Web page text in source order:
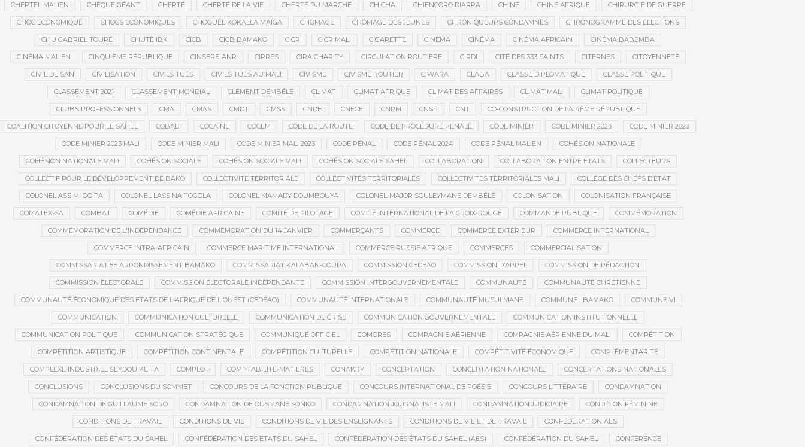
CHEPTEL MALIEN CHÈQUE GÉANT CHERTÉ CHERTÉ DE LA VIE CHERTÉ DU MARCHÉ CHICHA CHIENCORO DIARRA CHINE CHINE AFRIQUE CHIRURGIE DE GUERRE
CHOC ÉCONOMIQUE CHOCS ÉCONOMIQUES CHOGUEL KOKALLA MAÏGA CHÔMAGE CHÔMAGE DES JEUNES CHRONIQUEURS CONDAMNÉS CHRONOGRAMME DES ÉLECTIONS
CHU GABRIEL TOURÉ CHUTE IBK CICB CICB BAMAKO CICR CICR MALI CIGARETTE CINEMA CINÉMA CINÉMA AFRICAIN CINÉMA BABEMBA
CINÉMA MALIEN CINQUIÈME RÉPUBLIQUE CINSERE-ANR CIPRES CIRA CHARITY CIRCULATION ROUTIÈRE CIRDI CITÉ DES 333 SAINTS CITERNES CITOYENNETÉ
CIVIL DE SAN CIVILISATION CIVILS TUÉS CIVILS TUÉS AU MALI CIVISME CIVISME ROUTIER CIWARA CLABA CLASSE DIPLOMATIQUE CLASSE POLITIQUE
CLASSEMENT 2021 CLASSEMENT MONDIAL CLÉMENT DEMBÉLÉ CLIMAT CLIMAT AFRIQUE CLIMAT DES AFFAIRES CLIMAT MALI CLIMAT POLITIQUE
CLUBS PROFESSIONNELS CMA CMAS CMDT CMSS CNDH CNECE CNPM CNSP CNT CO-CONSTRUCTION DE LA 4ÈME RÉPUBLIQUE
COALITION CITOYENNE POUR LE SAHEL COBALT COCAÏNE COCEM CODE DE LA ROUTE CODE DE PROCÉDURE PÉNALE CODE MINIER CODE MINIER 2023 CODE MINIER 2023
CODE MINIER 2023 MALI CODE MINIER MALI CODE MINIER MALI 2023 CODE PÉNAL CODE PÉNAL 2024 CODE PÉNAL MALIEN COHÉSION NATIONALE
COHÉSION NATIONALE MALI COHÉSION SOCIALE COHÉSION SOCIALE MALI COHÉSION SOCIALE SAHEL COLLABORATION COLLABORATION ENTRE ETATS COLLECTEURS
COLLECTIF POUR LE DÉVELOPPEMENT DE BAKO COLLECTIVITÉ TERRITORIALE COLLECTIVITÉS TERRITORIALES COLLECTIVITÉS TERRITORIALES MALI COLLÈGE DES CHEFS D’ÉTAT
COLONEL ASSIMI GOÏTA COLONEL LASSINA TOGOLA COLONEL MAMADY DOUMBOUYA COLONEL-MAJOR SOULEYMANE DEMBÉLÉ COLONISATION COLONISATION FRANÇAISE
COMATEX-SA COMBAT COMÉDIE COMÉDIE AFRICAINE COMITÉ DE PILOTAGE COMITÉ INTERNATIONAL DE LA CROIX-ROUGE COMMANDE PUBLIQUE COMMÉMORATION
COMMÉMORATION DE L'INDÉPENDANCE COMMÉMORATION DU 14 JANVIER COMMERÇANTS COMMERCE COMMERCE EXTÉRIEUR COMMERCE INTERNATIONAL
COMMERCE INTRA-AFRICAIN COMMERCE MARITIME INTERNATIONAL COMMERCE RUSSIE AFRIQUE COMMERCES COMMERCIALISATION
COMMISSARIAT 5E ARRONDISSEMENT BAMAKO COMMISSARIAT KALABAN-COURA COMMISSION CEDEAO COMMISSION D’APPEL COMMISSION DE RÉDACTION
COMMISSION ÉLECTORALE COMMISSION ÉLECTORALE INDÉPENDANTE COMMISSION INTERGOUVERNEMENTALE COMMUNAUTÉ COMMUNAUTÉ CHRÉTIENNE
COMMUNAUTÉ ÉCONOMIQUE DES ETATS DE L'AFRIQUE DE L'OUEST (CEDEAO) COMMUNAUTÉ INTERNATIONALE COMMUNAUTÉ MUSULMANE COMMUNE I BAMAKO COMMUNE VI
COMMUNICATION COMMUNICATION CULTURELLE COMMUNICATION DE CRISE COMMUNICATION GOUVERNEMENTALE COMMUNICATION INSTITUTIONNELLE
COMMUNICATION POLITIQUE COMMUNICATION STRATÉGIQUE COMMUNIQUÉ OFFICIEL COMORES COMPAGNIE AÉRIENNE COMPAGNIE AÉRIENNE DU MALI COMPÉTITION
COMPÉTITION ARTISTIQUE COMPÉTITION CONTINENTALE COMPÉTITION CULTURELLE COMPÉTITION NATIONALE COMPÉTITIVITÉ ÉCONOMIQUE COMPLÉMENTARITÉ
COMPLEXE INDUSTRIEL SEYDOU KÉÏTA COMPLOT COMPTABILITÉ-MATIÈRES CONAKRY CONCERTATION CONCERTATION NATIONALE CONCERTATIONS NATIONALES
CONCLUSIONS CONCLUSIONS DU SOMMET CONCOURS DE LA FONCTION PUBLIQUE CONCOURS INTERNATIONAL DE POÉSIE CONCOURS LITTÉRAIRE CONDAMNATION
CONDAMNATION DE GUILLAUME SORO CONDAMNATION DE OUSMANE SONKO CONDAMNATION JOURNALISTE MALI CONDAMNATION JUDICIAIRE CONDITION FÉMININE
CONDITIONS DE TRAVAIL CONDITIONS DE VIE CONDITIONS DE VIE DES ENSEIGNANTS CONDITIONS DE VIE ET DE TRAVAIL CONFÉDÉRATION AES
CONFÉDÉRATION DES ÉTATS DU SAHEL CONFÉDÉRATION DES ETATS DU SAHEL CONFÉDÉRATION DES ÉTATS DU SAHEL (AES) CONFÉDÉRATION DU SAHEL CONFÉRENCE